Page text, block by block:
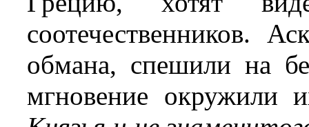
соотечественников.
обмана, спешили на
мгновение окружили